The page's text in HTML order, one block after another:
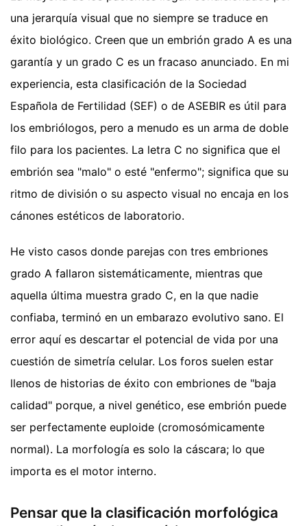
una jerarquía visual que no siempre se traduce en
éxito biológico. Creen que un embrión grado A es una
garantía y un grado C es un fracaso anunciado. En mi
experiencia, esta clasificación de la Sociedad
Española de Fertilidad (SEF) o de ASEBIR es útil para
los embriólogos, pero a menudo es un arma de doble
filo para los pacientes. La letra C no significa que el
embrión sea "malo" o esté "enfermo"; significa que su
ritmo de división o su aspecto visual no encaja en los
cánones estéticos de laboratorio.
He visto casos donde parejas con tres embriones
grado A fallaron sistemáticamente, mientras que
aquella última muestra grado C, en la que nadie
confiaba, terminó en un embarazo evolutivo sano. El
error aquí es descartar el potencial de vida por una
cuestión de simetría celular. Los foros suelen estar
llenos de historias de éxito con embriones de "baja
calidad" porque, a nivel genético, ese embrión puede
ser perfectamente euploide (cromosómicamente
normal). La morfología es solo la cáscara; lo que
importa es el motor interno.
Pensar que la clasificación morfológica